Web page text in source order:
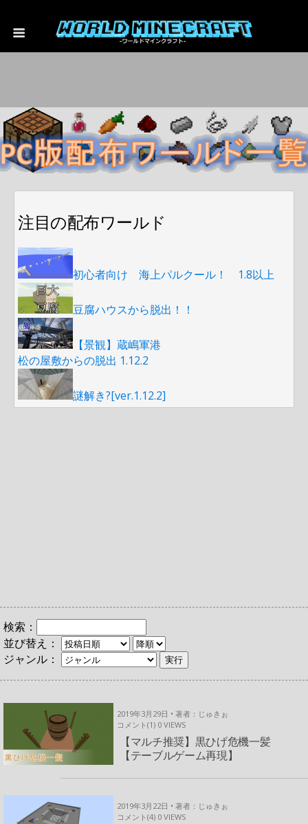
注目の配布ワールド
初心者向け 海上パルクール！ 1.8以上
豆腐ハウスから脱出！！
【景観】蔵嶋軍港
松の屋敷からの脱出 1.12.2
謎解き?[ver.1.12.2]
検索：
並び替え：
ジャンル：
2019年3月29日 • 著者：じゅきぉ
コメント(1) 0 VIEWS
【マルチ推奨】黒ひげ危機一髪
【テーブルゲーム再現】
2019年3月22日 • 著者：じゅきぉ
コメント(4) 0 VIEWS